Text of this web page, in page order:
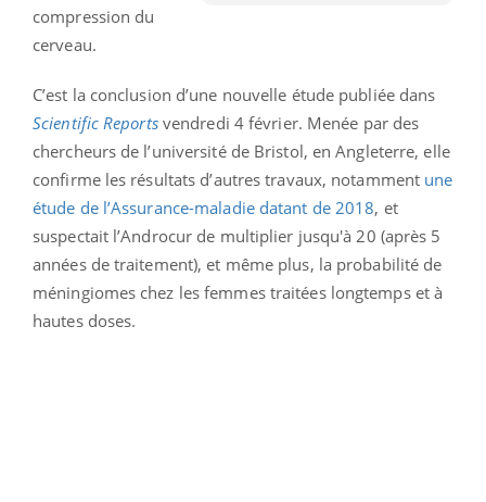
compression du
cerveau.
C’est la conclusion d’une nouvelle étude publiée dans
Scientific Reportsvendredi 4 février. Menée par des
chercheurs de l’université de Bristol, en Angleterre, elle
confirme les résultats d’autres travaux, notamment une
étude de l’Assurance-maladie datant de 2018, et
suspectait l’Androcur de multiplier jusqu'à 20 (après 5
années de traitement), et même plus, la probabilité de
méningiomes chez les femmes traitées longtemps et à
hautes doses.